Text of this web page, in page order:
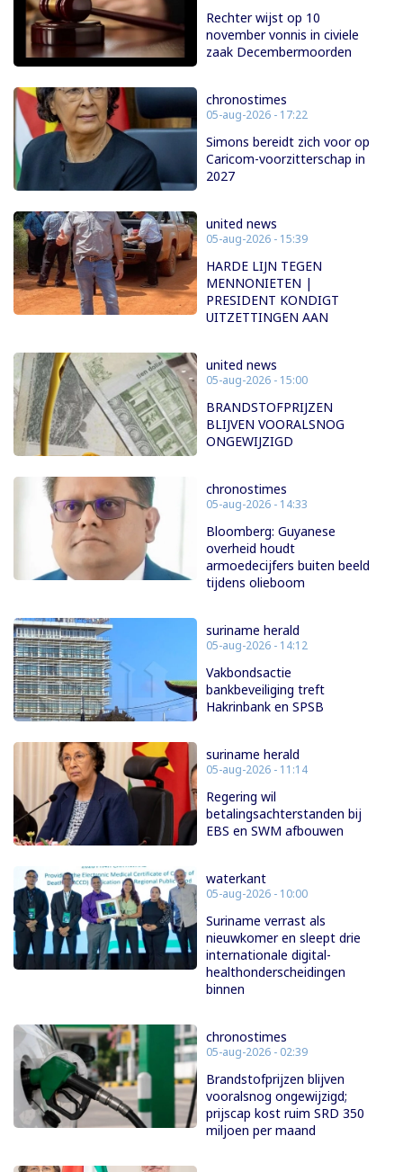
Rechter wijst op 10
november vonnis in civiele
zaak Decembermoorden
chronostimes
05-aug-2026 - 17:22
Simons bereidt zich voor op
Caricom-voorzitterschap in
2027
united news
05-aug-2026 - 15:39
HARDE LIJN TEGEN
MENNONIETEN |
PRESIDENT KONDIGT
UITZETTINGEN AAN
united news
05-aug-2026 - 15:00
BRANDSTOFPRIJZEN
BLIJVEN VOORALSNOG
ONGEWIJZIGD
chronostimes
05-aug-2026 - 14:33
Bloomberg: Guyanese
overheid houdt
armoedecijfers buiten beeld
tijdens olieboom
suriname herald
05-aug-2026 - 14:12
Vakbondsactie
bankbeveiliging treft
Hakrinbank en SPSB
suriname herald
05-aug-2026 - 11:14
Regering wil
betalingsachterstanden bij
EBS en SWM afbouwen
waterkant
05-aug-2026 - 10:00
Suriname verrast als
nieuwkomer en sleept drie
internationale digital-
healthonderscheidingen
binnen
chronostimes
05-aug-2026 - 02:39
Brandstofprijzen blijven
vooralsnog ongewijzigd;
prijscap kost ruim SRD 350
miljoen per maand